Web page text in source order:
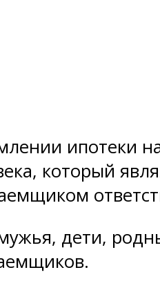
ипотеки
который
дети,